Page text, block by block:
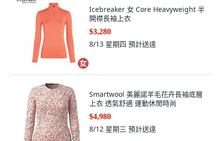
Icebreaker 女 Core Heavyweight 半
開襟長袖上衣
$3,280
8/13 星期四 預計送達
Smartwool 美麗諾羊毛花卉長袖底層
上衣 透氣舒適 運動休閒時尚
$4,980
8/12 星期三 預計送達